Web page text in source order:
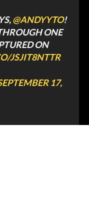
@ANDYYTO!
ONE
ON
JSJIT8NTTR
17,